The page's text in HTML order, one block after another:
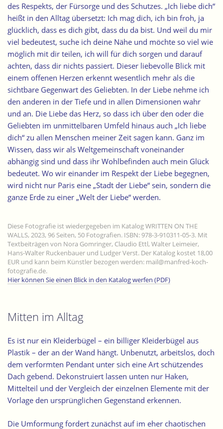
des Respekts, der Fürsorge und des Schutzes. „Ich liebe dich“
heißt in den Alltag übersetzt: Ich mag dich, ich bin froh, ja
glücklich, dass es dich gibt, dass du da bist. Und weil du mir
viel bedeutest, suche ich deine Nähe und möchte so viel wie
möglich mit dir teilen, ich will für dich sorgen und darauf
achten, dass dir nichts passiert. Dieser liebevolle Blick mit
einem offenen Herzen erkennt wesentlich mehr als die
sichtbare Gegenwart des Geliebten. In der Liebe nehme ich
den anderen in der Tiefe und in allen Dimensionen wahr
und an. Die Liebe das Herz, so dass ich über den oder die
Geliebten im unmittelbaren Umfeld hinaus auch „Ich liebe
dich“ zu allen Menschen meiner Zeit sagen kann. Ganz im
Wissen, dass wir als Weltgemeinschaft voneinander
abhängig sind und dass ihr Wohlbefinden auch mein Glück
bedeutet. Wo wir einander im Respekt der Liebe begegnen,
wird nicht nur Paris eine „Stadt der Liebe“ sein, sondern die
ganze Erde zu einer „Welt der Liebe“ werden.
Diese Fotografie ist wiedergegeben im Katalog WRITTEN ON THE
WALLS, 2023, 96 Seiten, 50 Fotografien. ISBN: 978-3-910311-05-3. Mit
Textbeiträgen von Nora Gomringer, Claudio Ettl, Walter Leimeier,
Hans-Walter Ruckenbauer und Ludger Verst. Der Katalog kostet 18,00
EUR und kann beim Künstler bezogen werden: mail@manfred-koch-
fotografie.de.
Hier können Sie einen Blick in den Katalog werfen (PDF)
Mitten im Alltag
Es ist nur ein Kleiderbügel – ein billiger Kleiderbügel aus
Plastik – der an der Wand hängt. Unbenutzt, arbeitslos, doch
dem verformten Pendant unter sich eine Art schützendes
Dach gebend. Dekonstruiert lassen unten nur Haken,
Mittelteil und der Vergleich der einzelnen Elemente mit der
Vorlage den ursprünglichen Gegenstand erkennen.
Die Umformung fordert zunächst auf im eher chaotischen